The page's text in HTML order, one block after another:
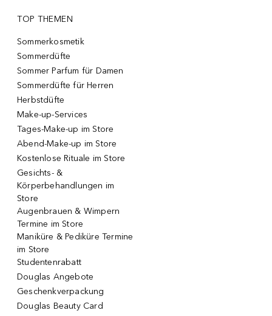
TOP THEMEN
Sommerkosmetik
Sommerdüfte
Sommer Parfum für Damen
Sommerdüfte für Herren
Herbstdüfte
Make-up-Services
Tages-Make-up im Store
Abend-Make-up im Store
Kostenlose Rituale im Store
Gesichts- &
Körperbehandlungen im
Store
Augenbrauen & Wimpern
Termine im Store
Maniküre & Pediküre Termine
im Store
Studentenrabatt
Douglas Angebote
Geschenkverpackung
Douglas Beauty Card